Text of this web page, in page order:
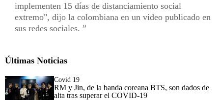
implementen 15 días de distanciamiento social
extremo", dijo la colombiana en un video publicado en
sus redes sociales.
Últimas Noticias
Covid 19
RM y Jin, de la banda coreana BTS, son dados de
alta tras superar el COVID-19